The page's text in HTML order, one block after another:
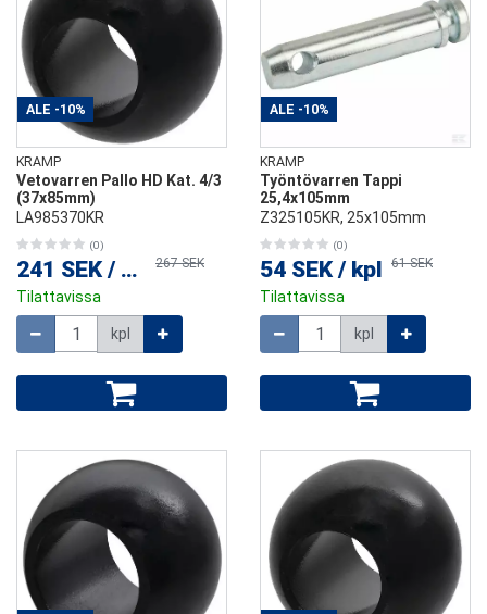
ALE -10%
KRAMP
Vetovarren Pallo HD Kat. 4/3
(37x85mm)
LA985370KR
(0)
241 SEK / kpl 267 SEK
Tilattavissa
kpl
ALE -10%
KRAMP
Työntövarren Tappi
25,4x105mm
Z325105KR, 25x105mm
(0)
54 SEK / kpl 61 SEK
Tilattavissa
kpl